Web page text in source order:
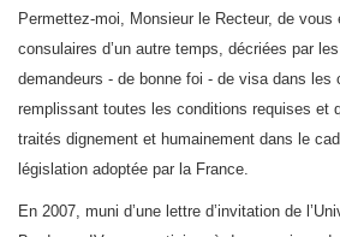
Permettez-moi, Monsieur le Recteur, de vous
consulaires d’un autre temps, décriées par
demandeurs - de bonne foi - de visa dans les
remplissant toutes les conditions requises et
traités dignement et humainement dans le
législation adoptée par la France.
En 2007, muni d’une lettre d’invitation de